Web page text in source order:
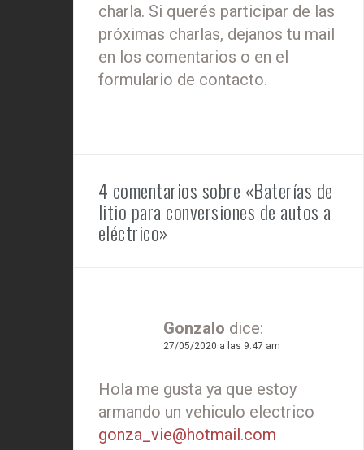
charla. Si querés participar de las
próximas charlas, dejanos tu mail
en los comentarios o en el
formulario de contacto.
4 comentarios sobre «Baterías de
litio para conversiones de autos a
eléctrico»
Gonzalo dice:
27/05/2020 a las 9:47 am
Hola me gusta ya que estoy
armando un vehiculo electrico
gonza_vie@hotmail.com